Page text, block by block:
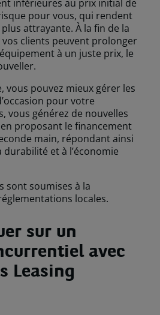
inférieures au prix initial de
pour vous, qui rendent
attrayante. À la fin de la
clients peuvent prolonger
à un juste prix, le
vous pouvez mieux gérer les
pour votre
vous générez de nouvelles
proposant le financement
main, répondant ainsi
et à l’économie
sont soumises à la
locales.
sur un
avec
Leasing